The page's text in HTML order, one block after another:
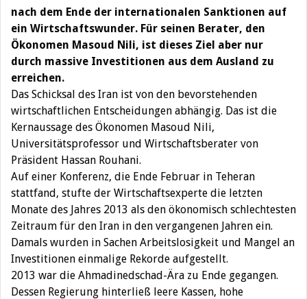
nach dem Ende der internationalen Sanktionen auf
ein Wirtschaftswunder. Für seinen Berater, den
Ökonomen Masoud Nili, ist dieses Ziel aber nur
durch massive Investitionen aus dem Ausland zu
erreichen.
Das Schicksal des Iran ist von den bevorstehenden
wirtschaftlichen Entscheidungen abhängig. Das ist die
Kernaussage des Ökonomen Masoud Nili,
Universitätsprofessor und Wirtschaftsberater von
Präsident Hassan Rouhani.
Auf einer Konferenz, die Ende Februar in Teheran
stattfand, stufte der Wirtschaftsexperte die letzten
Monate des Jahres 2013 als den ökonomisch schlechtesten
Zeitraum für den Iran in den vergangenen Jahren ein.
Damals wurden in Sachen Arbeitslosigkeit und Mangel an
Investitionen einmalige Rekorde aufgestellt.
2013 war die Ahmadinedschad-Ära zu Ende gegangen.
Dessen Regierung hinterließ leere Kassen, hohe